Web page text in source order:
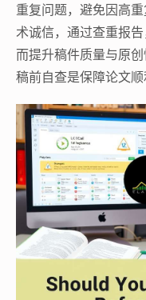
重复问题，避免因高
术诚信，通过查重报
而提升稿件质量与原
稿前自查是保障论文顺